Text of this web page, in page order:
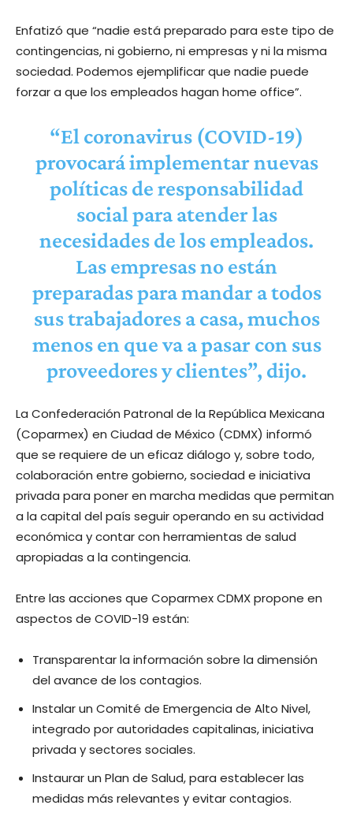
Enfatizó que “nadie está preparado para este tipo de
contingencias, ni gobierno, ni empresas y ni la misma
sociedad. Podemos ejemplificar que nadie puede
forzar a que los empleados hagan home office”.
“El coronavirus (COVID-19)
provocará implementar nuevas
políticas de responsabilidad
social para atender las
necesidades de los empleados.
Las empresas no están
preparadas para mandar a todos
sus trabajadores a casa, muchos
menos en que va a pasar con sus
proveedores y clientes”, dijo.
La Confederación Patronal de la República Mexicana
(Coparmex) en Ciudad de México (CDMX) informó
que se requiere de un eficaz diálogo y, sobre todo,
colaboración entre gobierno, sociedad e iniciativa
privada para poner en marcha medidas que permitan
a la capital del país seguir operando en su actividad
económica y contar con herramientas de salud
apropiadas a la contingencia.
Entre las acciones que Coparmex CDMX propone en
aspectos de COVID-19 están:
Transparentar la información sobre la dimensión
del avance de los contagios.
Instalar un Comité de Emergencia de Alto Nivel,
integrado por autoridades capitalinas, iniciativa
privada y sectores sociales.
Instaurar un Plan de Salud, para establecer las
medidas más relevantes y evitar contagios.